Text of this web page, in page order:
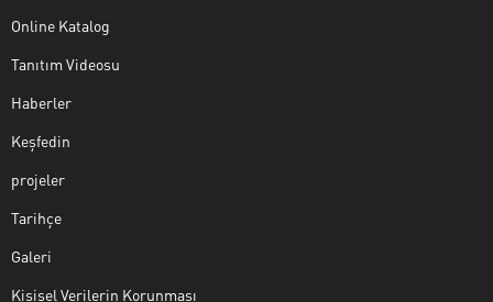
Online Katalog
Tanıtım Videosu
Haberler
Keşfedin
projeler
Tarihçe
Galeri
Kişisel Verilerin Korunması